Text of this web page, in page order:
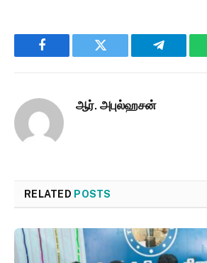
Facebook Twitter Telegram
ஆர். அபுல்ஹசன்
RELATED POSTS